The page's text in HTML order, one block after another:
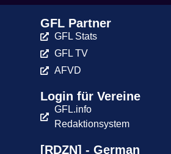
GFL Partner
GFL Stats
GFL TV
AFVD
Login für Vereine
GFL.info
Redaktionsystem
[RDZN] - German